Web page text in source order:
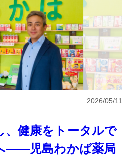
、健康をトータルで
――児島わかば薬局
2026/05/11